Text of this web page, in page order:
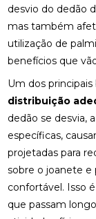
desvio do dedão
mas também
utilização de
benefícios que
Um dos
distribuição
dedão se desvia,
específicas,
projetadas para
sobre o joanete e
confortável. Isso
que passam
ACUPUNTURA PARA NERVO CIÁTICO: ALÍVIO EFICAZ
PARA A DOR
ACUPUNTURA PARA NERVO CIÁTICO: ALÍVIO EFICAZ
PARA DOR E
ACUPUNTURA PARA O NERVO CIÁTICO: ALÍVIO
NATURAL E
ACUPUNTURA PERTO DE MIM: ENCONTRE O
MELHOR
quiropraxia em
quiropraxia
quiropraxia
rpg escoliose